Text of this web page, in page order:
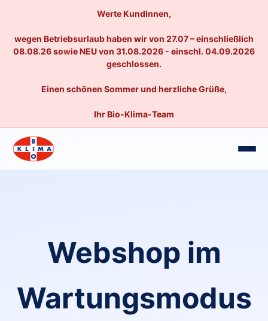
Werte KundInnen,
wegen Betriebsurlaub haben wir von 27.07 – einschließlich
08.08.26 sowie NEU von 31.08.2026 - einschl. 04.09.2026
geschlossen.
Einen schönen Sommer und herzliche Grüße,
Ihr Bio-Klima-Team
Webshop im
Wartungsmodus